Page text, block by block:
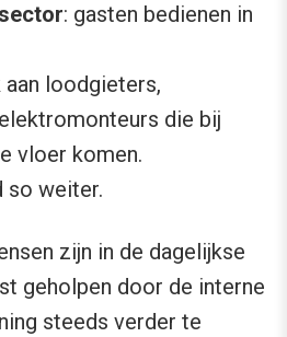
: gasten bedienen in
loodgieters,
die bij
vloer komen.
so weiter.
zijn in de dagelijkse
geholpen door de interne
steeds verder te